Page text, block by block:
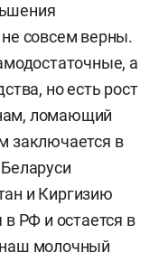
совсем верны.
а
но есть рост
ломающий
заключается в
и Киргизию
в РФ и остается в
наш молочный